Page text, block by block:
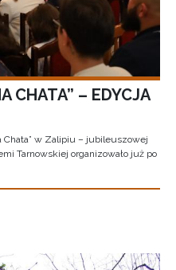
CHATA” – EDYCJA
Chata” w Zalipiu – jubileuszowej
Tarnowskiej organizowało już po